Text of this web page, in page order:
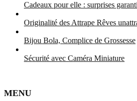
Cadeaux pour elle : surprises
Originalité des Attrape Rêves
Bijou Bola, Complice de Grossesse
Sécurité avec Caméra Miniature
MENU